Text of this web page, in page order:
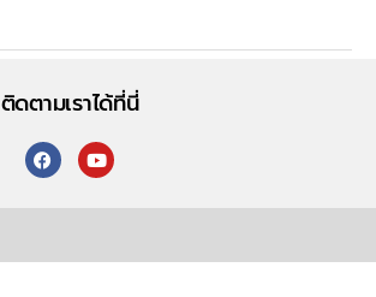
ติดตามเราได้ที่นี่